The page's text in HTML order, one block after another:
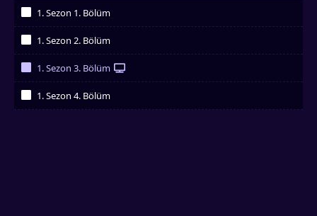
1. Sezon 1. Bölüm
1. Sezon 2. Bölüm
1. Sezon 3. Bölüm
1. Sezon 4. Bölüm